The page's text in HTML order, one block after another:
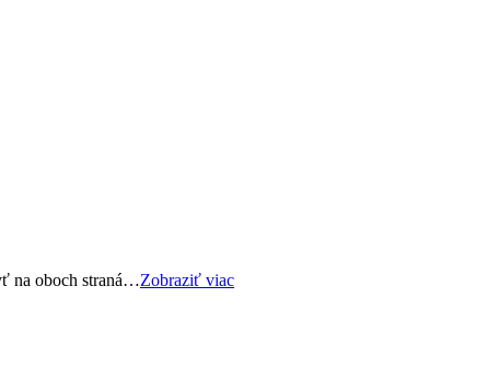
na oboch straná…Zobraziť viac